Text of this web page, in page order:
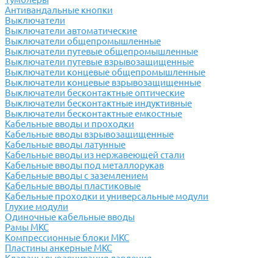
Антивандальные кнопки
Выключатели
Выключатели автоматические
Выключатели общепромышленные
Выключатели путевые общепромышленные
Выключатели путевые взрывозащищенные
Выключатели концевые общепромышленные
Выключатели концевые взрывозащищенные
Выключатели бесконтактные оптические
Выключатели бесконтактные индуктивные
Выключатели бесконтактные емкостные
Кабельные вводы и проходки
Кабельные вводы взрывозащищенные
Кабельные вводы латунные
Кабельные вводы из нержавеющей стали
Кабельные вводы под металлорукав
Кабельные вводы с заземлением
Кабельные вводы пластиковые
Кабельные проходки и универсальные модули
Глухие модули
Одиночные кабельные вводы
Рамы МКС
Компрессионные блоки МКС
Пластины анкерные МКС